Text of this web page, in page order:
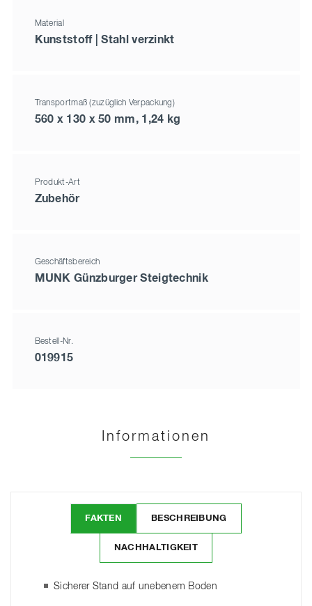
Material
Kunststoff | Stahl verzinkt
Transportmaß (zuzüglich Verpackung)
560 x 130 x 50 mm, 1,24 kg
Produkt-Art
Zubehör
Geschäftsbereich
MUNK Günzburger Steigtechnik
Bestell-Nr.
019915
Informationen
FAKTEN BESCHREIBUNG
NACHHALTIGKEIT
Sicherer Stand auf unebenem Boden